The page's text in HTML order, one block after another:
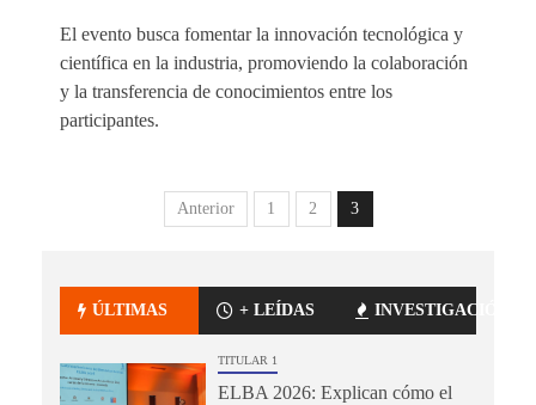
El evento busca fomentar la innovación tecnológica y
científica en la industria, promoviendo la colaboración
y la transferencia de conocimientos entre los
participantes.
Anterior 1 2 3
ÚLTIMAS + LEÍDAS INVESTIGACIÓN
TITULAR 1
ELBA 2026: Explican cómo el